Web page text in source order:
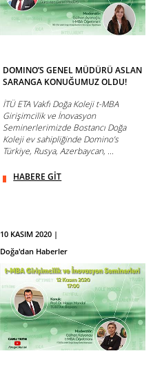
DOMINO’S GENEL MÜDÜRÜ ASLAN
SARANGA KONUĞUMUZ OLDU!
İTÜ ETA Vakfı Doğa Koleji t-MBA
Girişimcilik ve İnovasyon
Seminerlerimizde Bostancı Doğa
Koleji ev sahipliğinde Domino’s
Türkiye, Rusya, Azerbaycan, ...
HABERE GİT
10 KASIM 2020 |
Doğa'dan Haberler